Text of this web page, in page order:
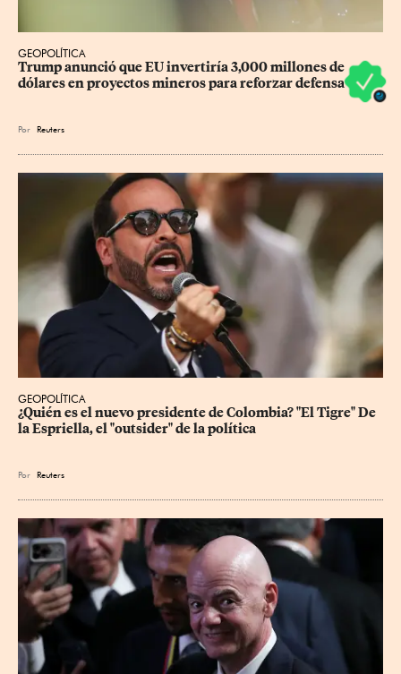
GEOPOLÍTICA
Trump anunció que EU invertiría 3,000 millones de
dólares en proyectos mineros para reforzar defensa
Por Reuters
GEOPOLÍTICA
¿Quién es el nuevo presidente de Colombia? "El Tigre" De
la Espriella, el "outsider" de la política
Por Reuters